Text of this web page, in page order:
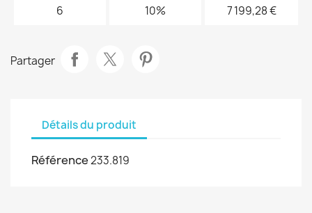
6 10% 7 199,28 €
Partager
Détails du produit
Référence233.819